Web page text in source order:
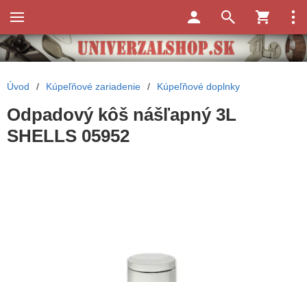
Úvod / Kúpeľňové zariadenie / Kúpeľňové doplnky
Odpadový kôš nášľapný 3L
SHELLS 05952